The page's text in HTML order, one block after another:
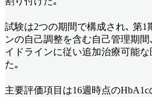
試験は2つの期間で構成され､ 第1
ンの自己調整を含む自己管理期間
イドラインに従い追加治療可能
た｡
主要評価項目は16週時点の